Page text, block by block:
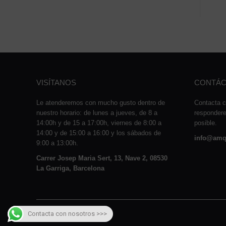
VISÍTANOS
Le atenderemos con mucho gusto dentro de
nuestro horario: de lunes a jueves, de 8 a
14:00h y de 15 a 17:00h, viernes de 8:00 a
14:00 y de 15:00 a 16:00 y los sábados de
9:00 a 13:00h.
Carrer Josep Maria Sert, 13, Nave 2, 08530
La Garriga, Barcelona
Contacta
posible.
Contacta con nosotros >>>